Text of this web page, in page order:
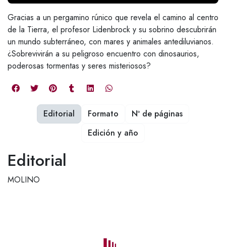
Gracias a un pergamino rúnico que revela el camino al centro
de la Tierra, el profesor Lidenbrock y su sobrino descubrirán
un mundo subterráneo, con mares y animales antediluvianos.
¿Sobrevivirán a su peligroso encuentro con dinosaurios,
poderosas tormentas y seres misteriosos?
Editorial
MOLINO
Editorial Formato
Nº de páginas
Edición y año